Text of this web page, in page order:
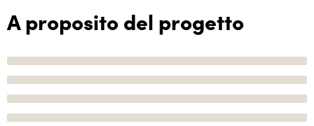
A proposito del progetto